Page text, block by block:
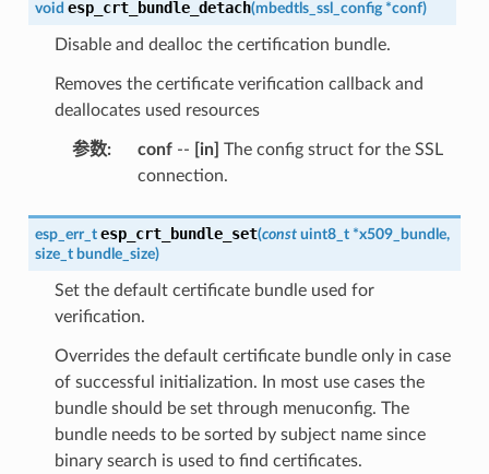
void esp_crt_bundle_detach(mbedtls_ssl_config *conf)
Disable and dealloc the certification bundle.
Removes the certificate verification callback and
deallocates used resources
参数: conf-- [in] The config struct for the SSL
connection.
esp_err_t esp_crt_bundle_set(const uint8_t *x509_bundle,
size_t bundle_size)
Set the default certificate bundle used for
verification.
Overrides the default certificate bundle only in case
of successful initialization. In most use cases the
bundle should be set through menuconfig. The
bundle needs to be sorted by subject name since
binary search is used to find certificates.